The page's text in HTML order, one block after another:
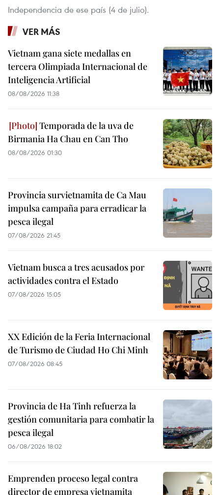
Independencia de ese país (4 de julio).
VER MÁS
Vietnam gana siete medallas en
tercera Olimpiada Internacional de
Inteligencia Artificial
08/08/2026 11:38
Temporada de la uva de
Birmania Ha Chau en Can Tho
08/08/2026 01:30
Provincia survietnamita de Ca Mau
impulsa campaña para erradicar la
pesca ilegal
07/08/2026 21:45
Vietnam busca a tres acusados por
actividades contra el Estado
07/08/2026 15:05
XX Edición de la Feria Internacional
de Turismo de Ciudad Ho Chi Minh
07/08/2026 08:45
Provincia de Ha Tinh refuerza la
gestión comunitaria para combatir la
pesca ilegal
06/08/2026 18:02
Emprenden proceso legal contra
director de empresa vietnamita